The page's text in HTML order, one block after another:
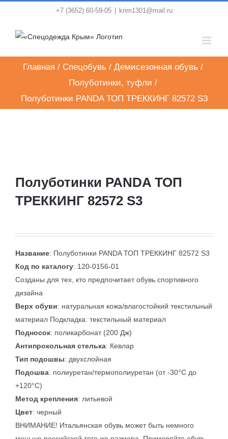
content
+7 (3652) 60-59-05 krim1301@mail.ru
Главная / Спецобувь / Демисезонная обувь /
Полуботинки, туфли /
Полуботинки PANDA ТОП ТРЕККИНГ 82572 S3
Полуботинки PANDA ТОП
ТРЕККИНГ 82572 S3
Название: Полуботинки PANDA ТОП ТРЕККИНГ 82572 S3
Код по каталогу: 120-0156-01
Созданы для тех, кто предпочитает обувь спортивного
дизайна
Верх обуви: натуральная кожа/влагостойкий текстильный
материал Подкладка: текстильный материал
Подносок: поликарбонат (200 Дж)
Антипрокольная стелька: Кевлар
Тип подошвы: двухслойная
Подошва: полиуретан/термополиуретан (от -30°С до
+120°С)
Метод крепления: литьевой
Цвет: черный
ВНИМАНИЕ! Итальянская обувь может быть немного